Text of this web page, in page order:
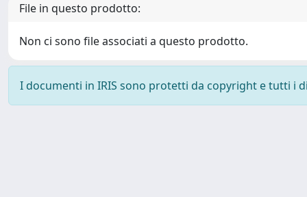
File in questo prodotto:
Non ci sono file associati a questo prodotto.
I documenti in IRIS sono protetti da copyright e tutti i